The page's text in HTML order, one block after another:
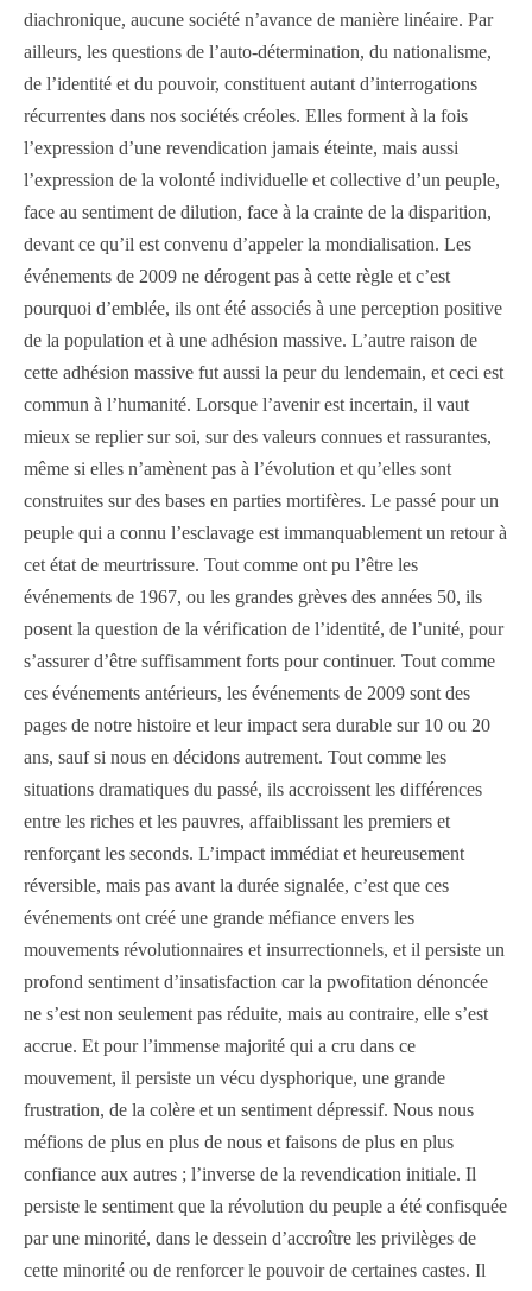
diachronique, aucune société n’avance de manière linéaire. Par
ailleurs, les questions de l’auto-détermination, du nationalisme,
de l’identité et du pouvoir, constituent autant d’interrogations
récurrentes dans nos sociétés créoles. Elles forment à la fois
l’expression d’une revendication jamais éteinte, mais aussi
l’expression de la volonté individuelle et collective d’un peuple,
face au sentiment de dilution, face à la crainte de la disparition,
devant ce qu’il est convenu d’appeler la mondialisation. Les
événements de 2009 ne dérogent pas à cette règle et c’est
pourquoi d’emblée, ils ont été associés à une perception positive
de la population et à une adhésion massive. L’autre raison de
cette adhésion massive fut aussi la peur du lendemain, et ceci est
commun à l’humanité. Lorsque l’avenir est incertain, il vaut
mieux se replier sur soi, sur des valeurs connues et rassurantes,
même si elles n’amènent pas à l’évolution et qu’elles sont
construites sur des bases en parties mortifères. Le passé pour un
peuple qui a connu l’esclavage est immanquablement un retour à
cet état de meurtrissure. Tout comme ont pu l’être les
événements de 1967, ou les grandes grèves des années 50, ils
posent la question de la vérification de l’identité, de l’unité, pour
s’assurer d’être suffisamment forts pour continuer. Tout comme
ces événements antérieurs, les événements de 2009 sont des
pages de notre histoire et leur impact sera durable sur 10 ou 20
ans, sauf si nous en décidons autrement. Tout comme les
situations dramatiques du passé, ils accroissent les différences
entre les riches et les pauvres, affaiblissant les premiers et
renforçant les seconds. L’impact immédiat et heureusement
réversible, mais pas avant la durée signalée, c’est que ces
événements ont créé une grande méfiance envers les
mouvements révolutionnaires et insurrectionnels, et il persiste un
profond sentiment d’insatisfaction car la pwofitation dénoncée
ne s’est non seulement pas réduite, mais au contraire, elle s’est
accrue. Et pour l’immense majorité qui a cru dans ce
mouvement, il persiste un vécu dysphorique, une grande
frustration, de la colère et un sentiment dépressif. Nous nous
méfions de plus en plus de nous et faisons de plus en plus
confiance aux autres ; l’inverse de la revendication initiale. Il
persiste le sentiment que la révolution du peuple a été confisquée
par une minorité, dans le dessein d’accroître les privilèges de
cette minorité ou de renforcer le pouvoir de certaines castes. Il